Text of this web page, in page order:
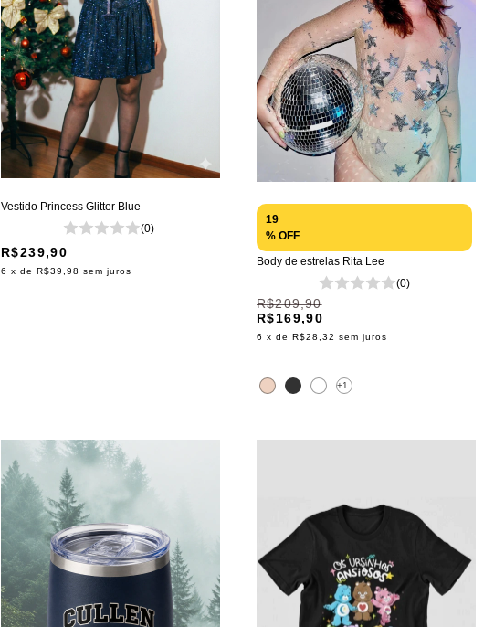
Vestido Princess Glitter Blue
(0)
R$239,90
6 x de R$39,98 sem juros
19
% OFF
+1
Body de estrelas Rita Lee
(0)
R$209,90
R$169,90
6 x de R$28,32 sem juros